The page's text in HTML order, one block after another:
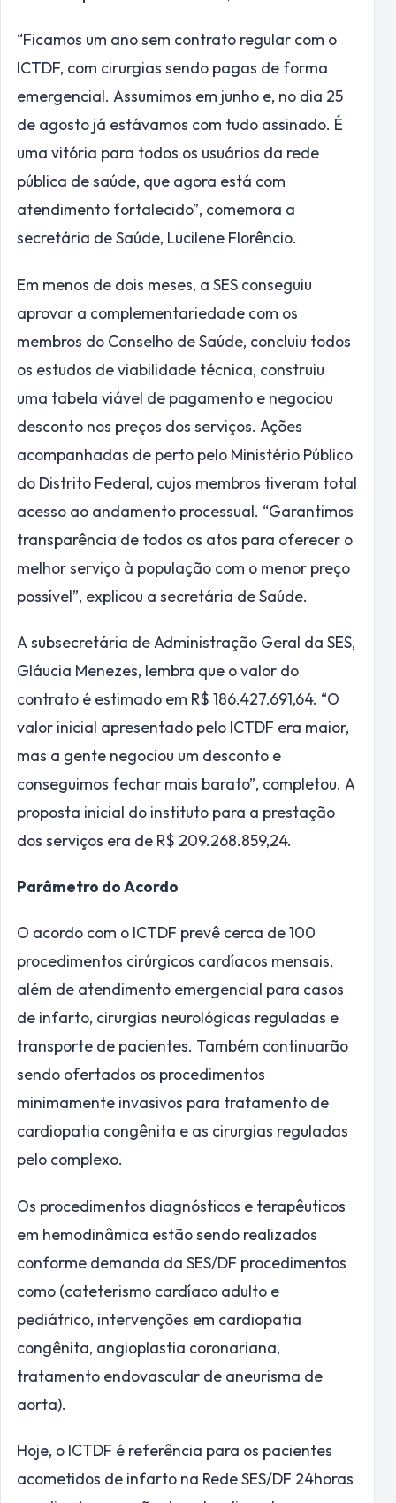
“Ficamos um ano sem contrato regular com o
ICTDF, com cirurgias sendo pagas de forma
emergencial. Assumimos em junho e, no dia 25
de agosto já estávamos com tudo assinado. É
uma vitória para todos os usuários da rede
pública de saúde, que agora está com
atendimento fortalecido”, comemora a
secretária de Saúde, Lucilene Florêncio.
Em menos de dois meses, a SES conseguiu
aprovar a complementariedade com os
membros do Conselho de Saúde, concluiu todos
os estudos de viabilidade técnica, construiu
uma tabela viável de pagamento e negociou
desconto nos preços dos serviços. Ações
acompanhadas de perto pelo Ministério Público
do Distrito Federal, cujos membros tiveram total
acesso ao andamento processual. “Garantimos
transparência de todos os atos para oferecer o
melhor serviço à população com o menor preço
possível”, explicou a secretária de Saúde.
A subsecretária de Administração Geral da SES,
Gláucia Menezes, lembra que o valor do
contrato é estimado em R$ 186.427.691,64. “O
valor inicial apresentado pelo ICTDF era maior,
mas a gente negociou um desconto e
conseguimos fechar mais barato”, completou. A
proposta inicial do instituto para a prestação
dos serviços era de R$ 209.268.859,24.
Parâmetro do Acordo
O acordo com o ICTDF prevê cerca de 100
procedimentos cirúrgicos cardíacos mensais,
além de atendimento emergencial para casos
de infarto, cirurgias neurológicas reguladas e
transporte de pacientes. Também continuarão
sendo ofertados os procedimentos
minimamente invasivos para tratamento de
cardiopatia congênita e as cirurgias reguladas
pelo complexo.
Os procedimentos diagnósticos e terapêuticos
em hemodinâmica estão sendo realizados
conforme demanda da SES/DF procedimentos
como (cateterismo cardíaco adulto e
pediátrico, intervenções em cardiopatia
congênita, angioplastia coronariana,
tratamento endovascular de aneurisma de
aorta).
Hoje, o ICTDF é referência para os pacientes
acometidos de infarto na Rede SES/DF 24horas